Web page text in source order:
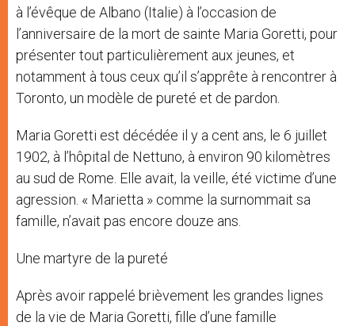
à l’évêque de Albano (Italie) à l’occasion de
l’anniversaire de la mort de sainte Maria Goretti, pour
présenter tout particulièrement aux jeunes, et
notamment à tous ceux qu’il s’apprête à rencontrer à
Toronto, un modèle de pureté et de pardon.
Maria Goretti est décédée il y a cent ans, le 6 juillet
1902, à l’hôpital de Nettuno, à environ 90 kilomètres
au sud de Rome. Elle avait, la veille, été victime d’une
agression. « Marietta » comme la surnommait sa
famille, n’avait pas encore douze ans.
Une martyre de la pureté
Après avoir rappelé brièvement les grandes lignes
de la vie de Maria Goretti, fille d’une famille